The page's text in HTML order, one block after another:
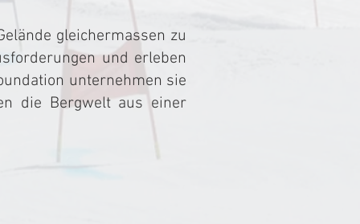
gleichermassen zu
und erleben
unternehmen sie
die Bergwelt aus einer